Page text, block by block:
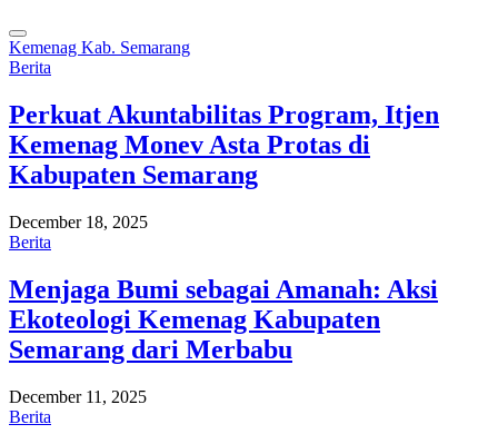
Kemenag Kab. Semarang
Berita
Perkuat Akuntabilitas Program, Itjen
Kemenag Monev Asta Protas di
Kabupaten Semarang
December 18, 2025
Berita
Menjaga Bumi sebagai Amanah: Aksi
Ekoteologi Kemenag Kabupaten
Semarang dari Merbabu
December 11, 2025
Berita